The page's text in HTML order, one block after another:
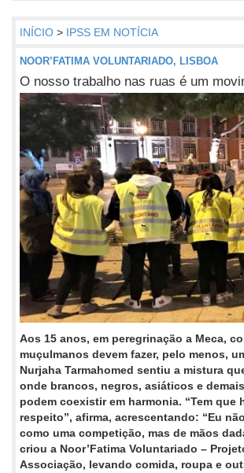
INÍCIO > IPSS EM NOTÍCIA
NOOR’FATIMA VOLUNTARIADO, LISBOA
O nosso trabalho nas ruas é um
Aos 15 anos, em peregrinação a Meca,
muçulmanos devem fazer, pelo menos,
Nurjaha Tarmahomed sentiu a mistura
onde brancos, negros, asiáticos e
podem coexistir em harmonia. “Tem que
respeito”, afirma, acrescentando: “Eu
como uma competição, mas de mãos
criou a Noor’Fatima Voluntariado –
Associação, levando comida, roupa e